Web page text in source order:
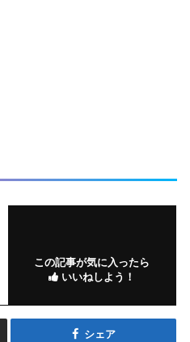
この記事が気に入ったら
いいねしよう！
シェア